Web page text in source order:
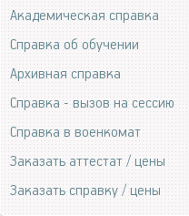
Академическая справка
Справка об обучении
Архивная справка
Справка - вызов на сессию
Справка в военкомат
Заказать аттестат / цены
Заказать справку / цены